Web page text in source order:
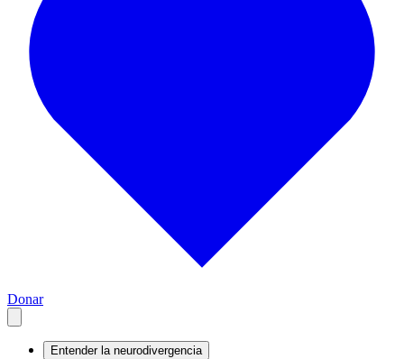
Donar
Entender la neurodivergencia